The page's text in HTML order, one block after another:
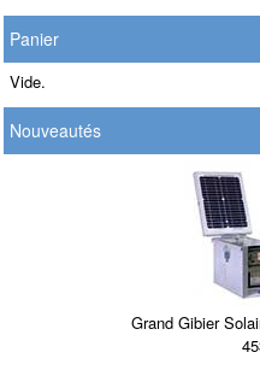
Panier
Vide.
Nouveautés
Grand Gibier